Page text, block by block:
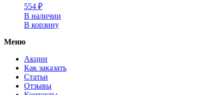
554 ₽
В наличии
В корзину
Меню
Акции
Как заказать
Статьи
Отзывы